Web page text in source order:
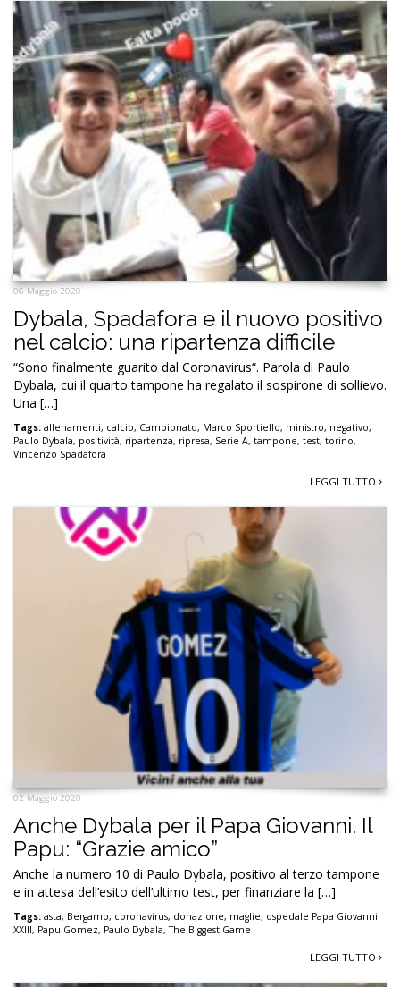
06 Maggio 2020
Dybala, Spadafora e il nuovo positivo
nel calcio: una ripartenza difficile
“Sono finalmente guarito dal Coronavirus“. Parola di Paulo
Dybala, cui il quarto tampone ha regalato il sospirone di sollievo.
Una […]
Tags: allenamenti, calcio, Campionato, Marco Sportiello, ministro, negativo,
Paulo Dybala, positività, ripartenza, ripresa, Serie A, tampone, test, torino,
Vincenzo Spadafora
LEGGI TUTTO
02 Maggio 2020
Anche Dybala per il Papa Giovanni. Il
Papu: “Grazie amico”
Anche la numero 10 di Paulo Dybala, positivo al terzo tampone
e in attesa dell’esito dell’ultimo test, per finanziare la […]
Tags: asta, Bergamo, coronavirus, donazione, maglie, ospedale Papa Giovanni
XXIII, Papu Gomez, Paulo Dybala,The Biggest Game
LEGGI TUTTO